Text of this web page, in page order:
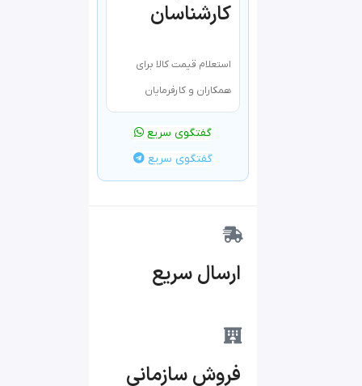
کارشناسان
استعلام قیمت کالا برای
همکاران و کارفرمایان
گفتگوی سریع
گفتگوی سریع
ارسال سریع
فروش سازمانی